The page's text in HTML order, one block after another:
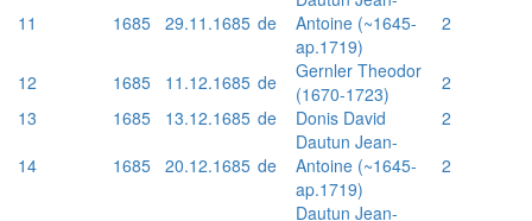
11 1685 29.11.1685 de
Antoine (~1645-
ap.1719)
2
12 1685 11.12.1685 de
Gernler Theodor
(1670-1723)
2
13
1685 13.12.1685 de Donis David
2
14
1685 20.12.1685 de
Dautun Jean-
Antoine (~1645-
ap.1719)
2
Dautun Jean-